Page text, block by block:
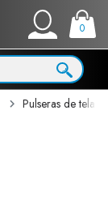
0
Pulseras de tela